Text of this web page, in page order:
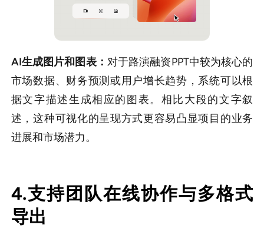
AI生成图片和图表： 对于路演融资PPT中较为核心的
市场数据、财务预测或用户增长趋势，系统可以根
据文字描述生成相应的图表。相比大段的文字叙
述，这种可视化的呈现方式更容易凸显项目的业务
进展和市场潜力。
4.支持团队在线协作与多格式
导出